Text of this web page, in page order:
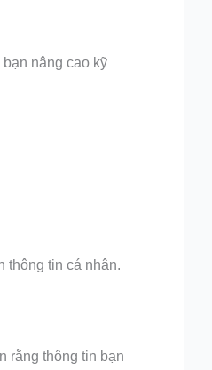
nâng cao kỹ
thông tin cá nhân.
rằng thông tin bạn